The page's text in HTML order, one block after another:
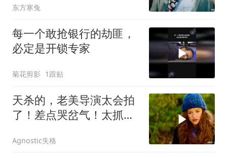
东方寒兔
每一个敢抢银行的劫匪，
必定是开锁专家
菊花剪影 1跟贴
天杀的，老美导演太会拍
了！差点哭岔气！太抓心
Agnostic失格